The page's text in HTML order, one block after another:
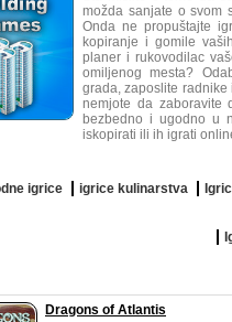
možda sanjate o svom
Onda ne propuštajte
kopiranje i gomile
planer i rukovodilac
omiljenog mesta?
grada, zaposlite
nemjote da
bezbedno i ugodno u
iskopirati ili ih igrati
igrice igrice kulinarstva
Dragons of Atlantis